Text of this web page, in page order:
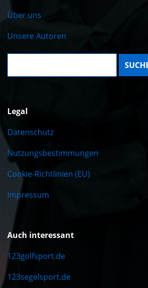
Über uns
Unsere Autoren
Suche:
Legal
Datenschutz
Nutzungsbestimmungen
Cookie-Richtlinien (EU)
Impressum
Auch interessant
123golfsport.de
123segelsport.de